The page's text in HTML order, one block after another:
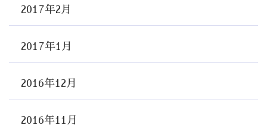
2017年2月
2017年1月
2016年12月
2016年11月